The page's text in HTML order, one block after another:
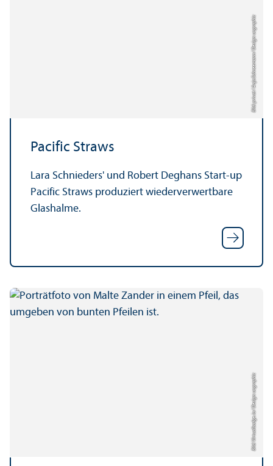
Bild: privat / Anja Schneemann / Design: uc graphic
Pacific Straws
Lara Schnieders' und Robert Deghans Start-up
Pacific Straws produziert wiederverwertbare
Glashalme.
Bild: Virtualbadge.io / Design: uc graphic